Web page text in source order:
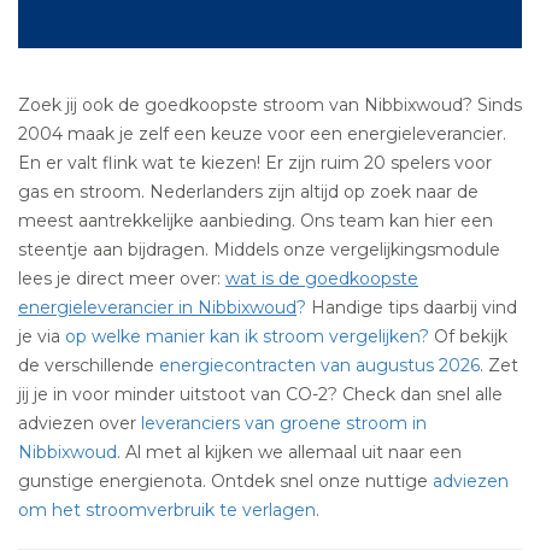
Zoek jij ook de goedkoopste stroom van Nibbixwoud? Sinds
2004 maak je zelf een keuze voor een energieleverancier.
En er valt flink wat te kiezen! Er zijn ruim 20 spelers voor
gas en stroom. Nederlanders zijn altijd op zoek naar de
meest aantrekkelijke aanbieding. Ons team kan hier een
steentje aan bijdragen. Middels onze vergelijkingsmodule
lees je direct meer over: wat is de goedkoopste
energieleverancier in Nibbixwoud? Handige tips daarbij vind
je via op welke manier kan ik stroom vergelijken? Of bekijk
de verschillende energiecontracten van augustus 2026. Zet
jij je in voor minder uitstoot van CO-2? Check dan snel alle
adviezen over leveranciers van groene stroom in
Nibbixwoud. Al met al kijken we allemaal uit naar een
gunstige energienota. Ontdek snel onze nuttige adviezen
om het stroomverbruik te verlagen.